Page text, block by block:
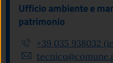
Ufficio ambiente e
patrimonio
+39 035 938032